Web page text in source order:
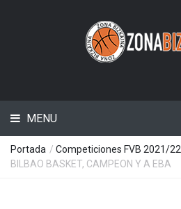
MENU
Portada / Competiciones FVB 2021/22
BILBAO BASKET, CAMPEON Y A EBA